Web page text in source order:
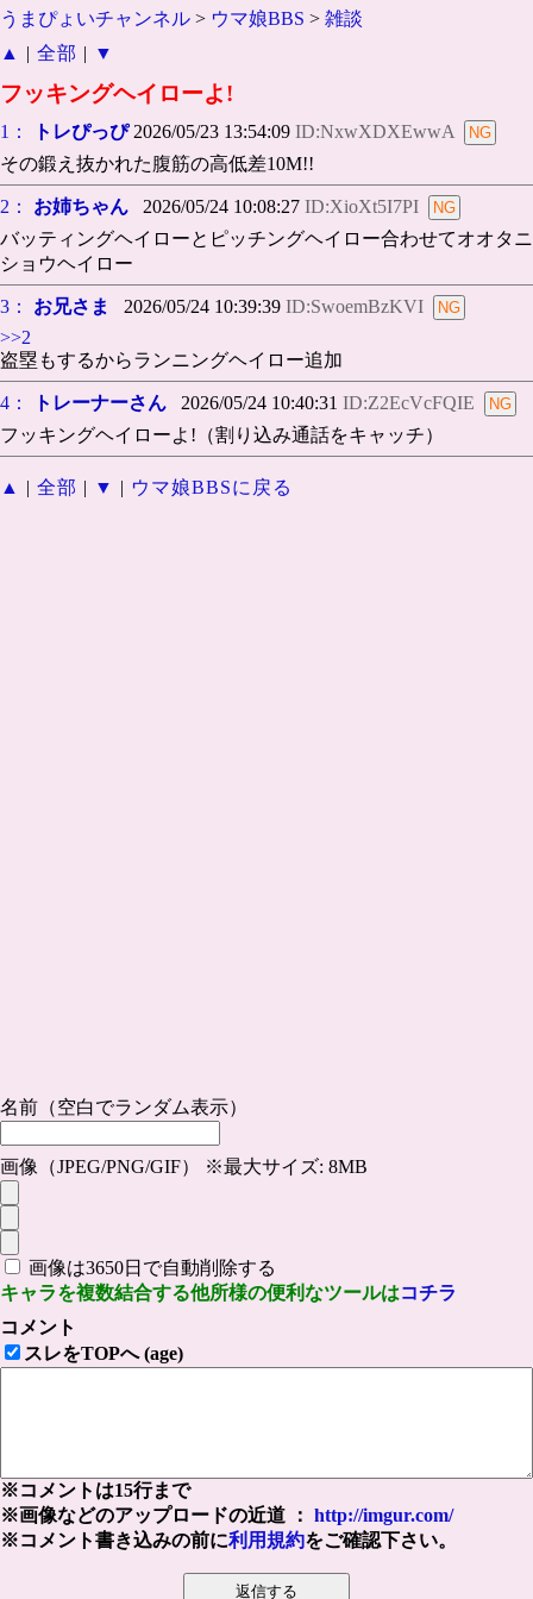
うまぴょいチャンネル > ウマ娘BBS > 雑談
▲
| 全部 | ▼
フッキングヘイローよ!
1： トレぴっぴ2026/05/23 13:54:09 ID:NxwXDXEwwA
その鍛え抜かれた腹筋の高低差10M!!
2： お姉ちゃん 2026/05/24 10:08:27 ID:XioXt5I7PI
バッティングヘイローとピッチングヘイロー合わせてオオタニ
ショウヘイロー
3： お兄さま 2026/05/24 10:39:39 ID:SwoemBzKVI
>>2
盗塁もするからランニングヘイロー追加
4： トレーナーさん 2026/05/24 10:40:31 ID:Z2EcVcFQIE
フッキングヘイローよ!（割り込み通話をキャッチ）
▲ | 全部 | ▼ | ウマ娘BBSに戻る
名前（空白でランダム表示）
画像（JPEG/PNG/GIF） ※最大サイズ: 8MB
画像は3650日で自動削除する
キャラを複数結合する他所様の便利なツールはコチラ
コメント
スレをTOPへ (age)
※コメントは15行まで
※画像などのアップロードの近道 ： http://imgur.com/
※コメント書き込みの前に利用規約をご確認下さい。